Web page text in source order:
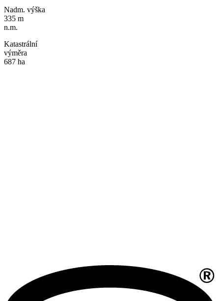
Nadm. výška
335 m
n.m.
Katastrální
výměra
687 ha